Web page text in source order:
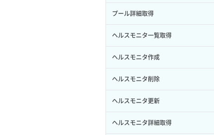
サブユーザー更新
サブユーザー詳細取得
トークン発行
パーミッション一覧取得
ロールからパーミッションを紐づけ解
除
ロールにパーミッションを紐づけ
バックアップ詳細一覧取得
バックアップ詳細取得
ボリュームイメージ保存
ボリュームタイプ一覧取得
ボリュームタイプ詳細取得
ボリューム一覧取得
イメージ詳細取得
アタッチ済みポート詳細取得
アタッチ済みボリューム一覧
アタッチ済みボリューム詳細取得
コンソールURL発行
サーバーに紐づくアドレス取得
サーバーに紐づくアドレス取得（ネッ
ク用）
サブネット詳細取得
セキュリティグループ ルール一覧取得
セキュリティグループ ルール作成
セキュリティグループ ルール削除
セキュリティグループ ルール詳細取得
プール詳細取得
ヘルスモニタ一覧取得
ヘルスモニタ作成
ヘルスモニタ削除
ヘルスモニタ更新
ヘルスモニタ詳細取得